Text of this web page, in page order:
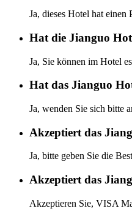
Ja, dieses Hotel hat einen
Hat die Jianguo
Ja, Sie können im Hotel
Hat das Jianguo
Ja, wenden Sie sich bitte
Akzeptiert das
Ja, bitte geben Sie die
Akzeptiert das
Akzeptieren Sie, VISA